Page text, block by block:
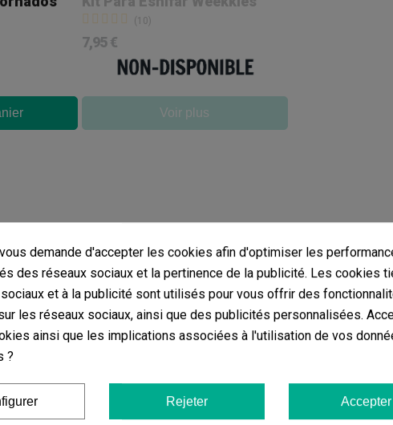
(10)
7,95 €
Voir plus
surDoseur en Verre avec Cuillère
dans votre langue, vérifiez-les tous en cliquant sur « avis dans
dans d’autres langues
demande d'accepter les cookies afin d'optimiser les
des réseaux sociaux et la pertinence de la publicité. Les cookies
et à la publicité sont utilisés pour vous offrir des
les réseaux sociaux, ainsi que des publicités personnalisées.
ainsi que les implications associées à l'utilisation de vos
?
Rejeter Accepter